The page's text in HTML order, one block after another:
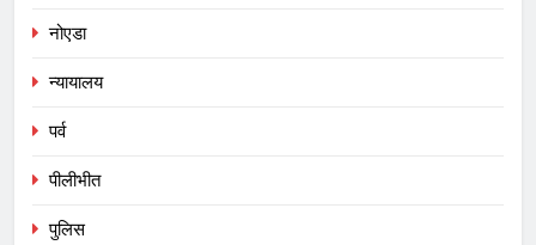
नोएडा
न्यायालय
पर्व
पीलीभीत
पुलिस